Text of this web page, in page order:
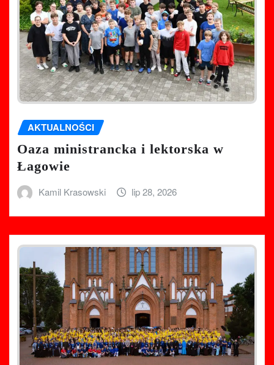
AKTUALNOŚCI
Oaza ministrancka i lektorska w
Łagowie
Kamil Krasowski lip 28, 2026